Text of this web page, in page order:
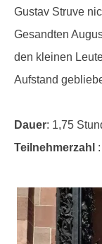
Gustav Struve
Gesandten
den kleinen
Aufstand
Dauer: 1,75
Teilnehmerzahl